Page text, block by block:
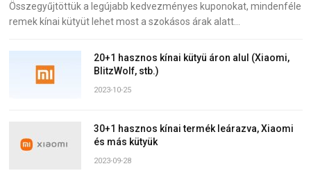
Összegyűjtöttük a legújabb kedvezményes kuponokat, mindenféle
remek kínai kütyüt lehet most a szokásos árak alatt…
20+1 hasznos kínai kütyü áron alul (Xiaomi,
BlitzWolf, stb.)
2023-10-25
30+1 hasznos kínai termék leárazva, Xiaomi
és más kütyük
2023-09-28